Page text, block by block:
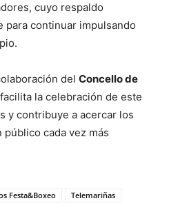
cuyo respaldo
continuar impulsando
del Concello de
la celebración de este
y contribuye a acercar los
cada vez más
Festa&Boxeo
Telemariñas